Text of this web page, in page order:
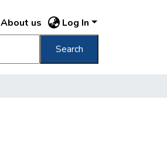
About us Log In
Search